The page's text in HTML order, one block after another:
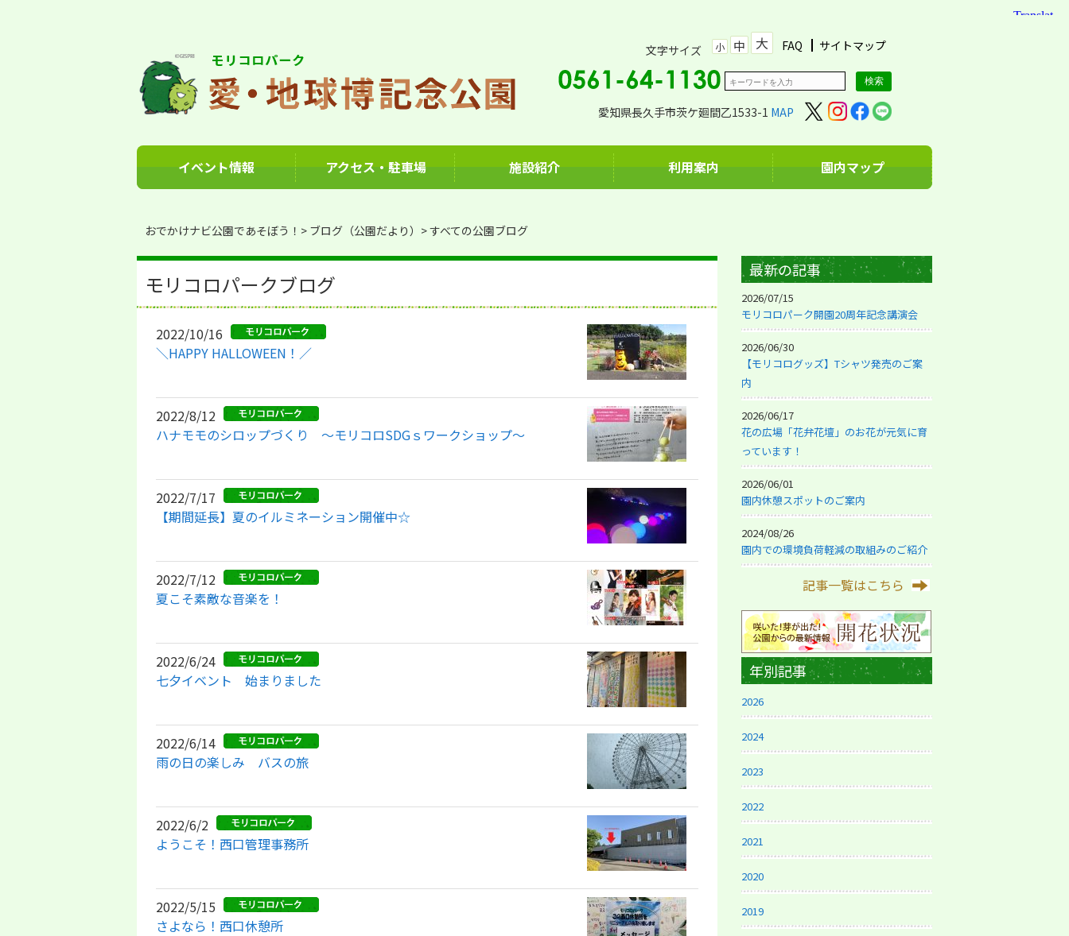
文字サイズ 小 中 大 FAQ サイトマップ
愛知県長久手市茨ケ廻間乙1533-1 MAP
イベント情報 アクセス・駐車場 施設紹介 利用案内 園内マップ
おでかけナビ公園であそぼう！ ブログ（公園だより） すべての公園ブログ
モリコロパークブログ
2022/10/16
＼HAPPY HALLOWEEN！／
2022/8/12
ハナモモのシロップづくり ～モリコロSDGｓワークショップ～
2022/7/17
【期間延長】夏のイルミネーション開催中☆
2022/7/12
夏こそ素敵な音楽を！
2022/6/24
七夕イベント 始まりました
2022/6/14
雨の日の楽しみ バスの旅
2022/6/2
ようこそ！西口管理事務所
2022/5/15
さよなら！西口休憩所
最新の記事
2026/07/15
モリコロパーク開園20周年記念講演会
2026/06/30
【モリコログッズ】Tシャツ発売のご案
内
2026/06/17
花の広場「花弁花壇」のお花が元気に育
っています！
2026/06/01
園内休憩スポットのご案内
2024/08/26
園内での環境負荷軽減の取組みのご紹介
記事一覧はこちら
年別記事
2026
2024
2023
2022
2021
2020
2019